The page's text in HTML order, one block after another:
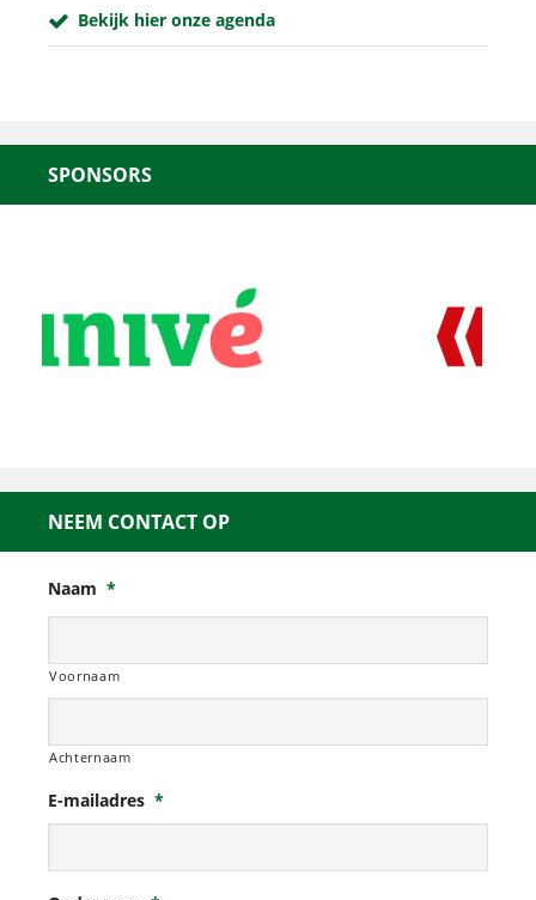
Bekijk hier onze agenda
SPONSORS
NEEM CONTACT OP
Naam *
Voornaam
Achternaam
E-mailadres *